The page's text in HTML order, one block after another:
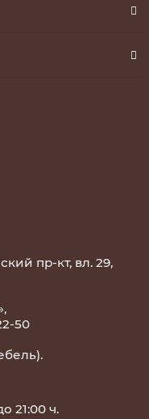
пр-кт, вл. 29,
50
21:00 ч.